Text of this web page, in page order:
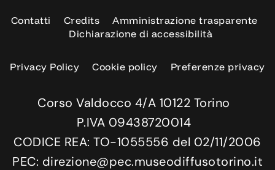
Contatti Credits
Amministrazione trasparente
Dichiarazione di accessibilità
Privacy Policy Cookie policy Preferenze privacy
Corso Valdocco 4/A 10122 Torino
P.IVA 09438720014
CODICE REA: TO-1055556 del 02/11/2006
PEC: direzione@pec.museodiffusotorino.it